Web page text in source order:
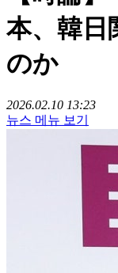
本、韓日
のか
2026.02.10 13:23
뉴스 메뉴 보기